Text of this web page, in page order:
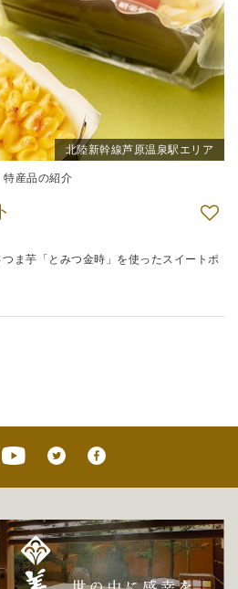
北陸新幹線芦原温泉駅エリア
特産品の紹介
ま芋「とみつ金時」を使ったスイートポ